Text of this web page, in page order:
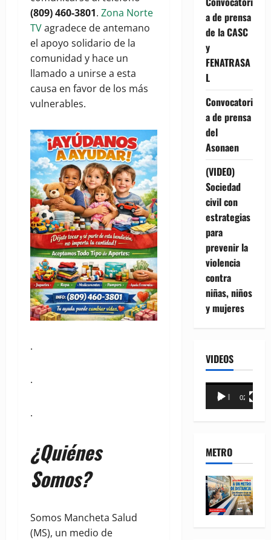
(809) 460-3801. Zona Norte
TVagradece de antemano
el apoyo solidario de la
comunidad y hace un
llamado a unirse a esta
causa en favor de los más
vulnerables.
.
.
.
¿Quiénes
Somos?
Somos Mancheta Salud
(MS), un medio de
a de prensa
de la CASC
y
FENATRASA
L
Convocatori
a de prensa
del
Asonaen
(VIDEO)
Sociedad
civil con
estrategias
para
prevenir la
violencia
contra
niñas, niños
y mujeres
VIDEOS
Reproductor
00:00 02:18
METRO